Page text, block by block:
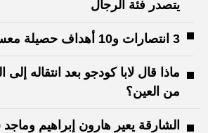
يتصدر فئة الرجال
3 انتصارات و10 أهداف حصيلة معسكر الشارقة
ماذا قال لابا كودجو بعد انتقاله إلى
من العين؟
الشارقة يعير هارون إبراهيم